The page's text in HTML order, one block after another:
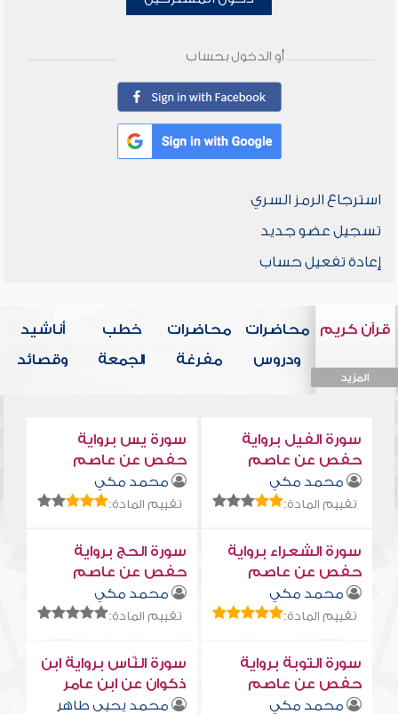
أو الدخول بحساب
استرجاع الرمز السري
تسجيل عضو جديد
إعادة تفعيل حساب
قرآن كريم
المزيد
محاضرات
ودروس
محاضرات
مفرغة
خطب
الجمعة
أناشيد
وقصائد
سورة الفيل برواية
حفص عن عاصم
محمد مكي
تقييم المادة:
سورة يس برواية
حفص عن عاصم
محمد مكي
تقييم المادة:
سورة الشعراء برواية
حفص عن عاصم
محمد مكي
تقييم المادة:
سورة الحج برواية
حفص عن عاصم
محمد مكي
تقييم المادة:
سورة التوبة برواية
حفص عن عاصم
محمد مكي
سورة النّاس برواية ابن
ذكوان عن ابن عامر
محمد يحيى طاهر